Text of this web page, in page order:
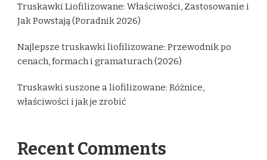
Truskawki Liofilizowane: Właściwości, Zastosowanie i
Jak Powstają (Poradnik 2026)
Najlepsze truskawki liofilizowane: Przewodnik po
cenach, formach i gramaturach (2026)
Truskawki suszone a liofilizowane: Różnice,
właściwości i jak je zrobić
Recent Comments